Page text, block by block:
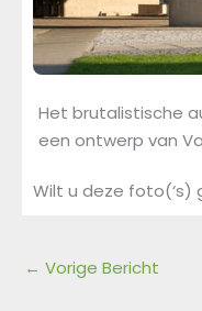
Het brutalistische
een ontwerp van
Wilt u deze foto(‘s)
← Vorige Bericht